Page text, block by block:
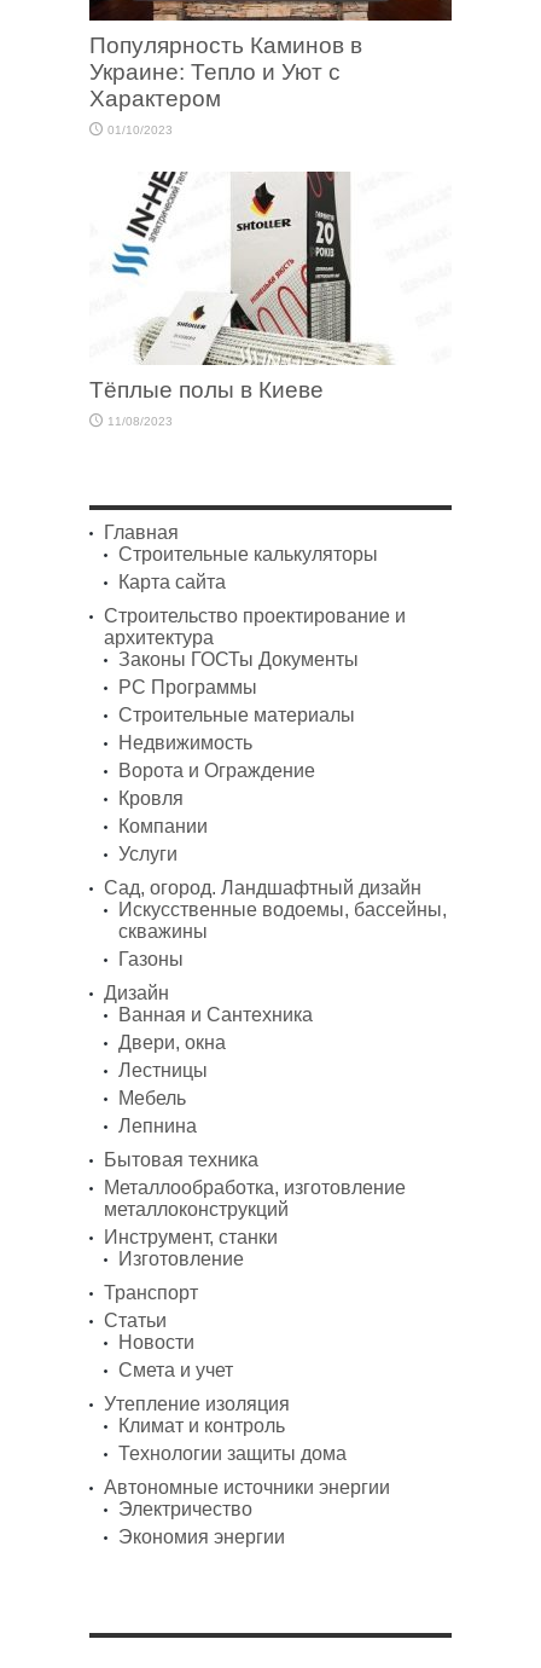
Популярность Каминов в
Украине: Тепло и Уют с
Характером
01/10/2023
Тёплые полы в Киеве
11/08/2023
Главная
Строительные калькуляторы
Карта сайта
Строительство проектирование и
архитектура
Законы ГОСТы Документы
PC Программы
Строительные материалы
Недвижимость
Ворота и Ограждение
Кровля
Компании
Услуги
Сад, огород. Ландшафтный дизайн
Искусственные водоемы, бассейны,
скважины
Газоны
Дизайн
Ванная и Сантехника
Двери, окна
Лестницы
Мебель
Лепнина
Бытовая техника
Металлообработка, изготовление
металлоконструкций
Инструмент, станки
Изготовление
Транспорт
Статьи
Новости
Смета и учет
Утепление изоляция
Климат и контроль
Технологии защиты дома
Автономные источники энергии
Электричество
Экономия энергии